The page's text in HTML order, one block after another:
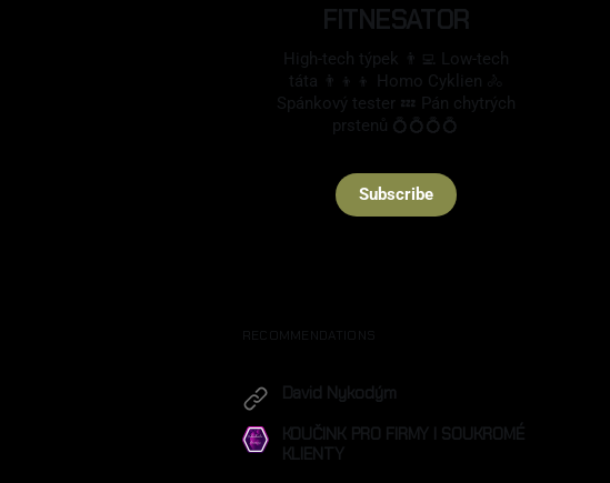
FITNESATOR
High-tech týpek 👨‍💻 Low-tech
táta 👨‍👦‍👦 Homo Cyklien 🚴
Spánkový tester 💤 Pán chytrých
prstenů 💍💍💍💍
Subscribe
RECOMMENDATIONS
David Nykodým
KOUČINK PRO FIRMY I SOUKROMÉ
KLIENTY